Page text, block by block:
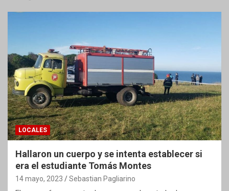
LOCALES
Hallaron un cuerpo y se intenta establecer si
era el estudiante Tomás Montes
14 mayo, 2023 Sebastian Pagliarino